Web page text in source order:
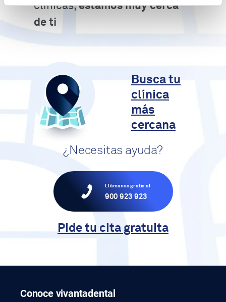
clínicas,estamos muy cerca
de ti
Busca tu
clínica
más
cercana
¿Necesitas ayuda?
Llámanos gratis al
900 923 923
Pide tu cita gratuita
Conoce vivantadental